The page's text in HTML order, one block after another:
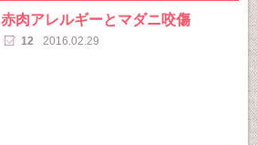
赤肉アレルギーとマダニ咬傷
12 2016.02.29